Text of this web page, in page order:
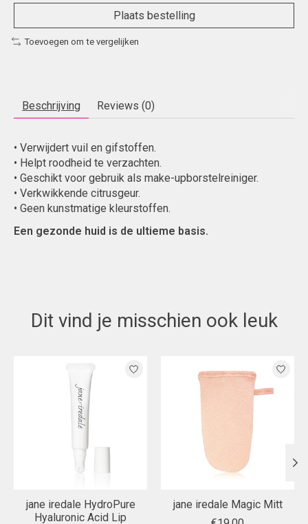
Plaats bestelling
Toevoegen om te vergelijken
Beschrijving Reviews (0)
• Verwijdert vuil en gifstoffen.
• Helpt roodheid te verzachten.
• Geschikt voor gebruik als make-upborstelreiniger.
• Verkwikkende citrusgeur.
• Geen kunstmatige kleurstoffen.
Een gezonde huid is de ultieme basis.
Dit vind je misschien ook leuk
Items van productcarrousel
jane iredale HydroPure
Hyaluronic Acid Lip
jane iredale Magic Mitt